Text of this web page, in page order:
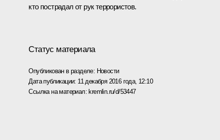
кто пострадал от рук террористов.
Статус материала
Опубликован в разделе: Новости
Дата публикации: 11 декабря 2016 года, 12:10
Ссылка на материал: kremlin.ru/d/53447